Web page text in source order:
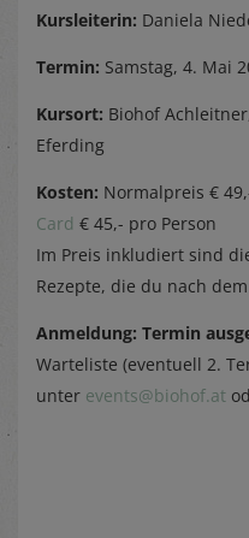
Kursleiterin: Daniela
Termin: Samstag, 4. Mai
Kursort: Biohof
Eferding
Kosten: Normalpreis €
Card € 45,- pro Person
Im Preis inkludiert sind
Rezepte, die du nach
Anmeldung: Termin
Warteliste (eventuell 2.
unter events@biohof.at